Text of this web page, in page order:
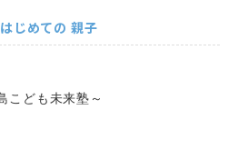
はじめての 親子